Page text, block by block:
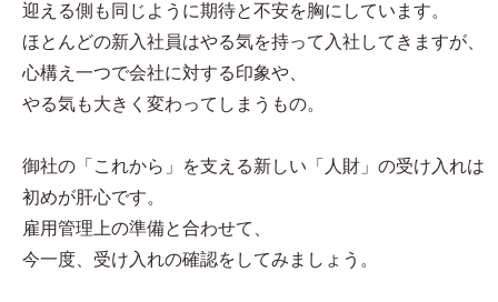
迎える側も同じように期待と不安を胸にしています。
ほとんどの新入社員はやる気を持って入社してきますが、
心構え一つで会社に対する印象や、
やる気も大きく変わってしまうもの。
御社の「これから」を支える新しい「人財」の受け入れは
初めが肝心です。
雇用管理上の準備と合わせて、
今一度、受け入れの確認をしてみましょう。